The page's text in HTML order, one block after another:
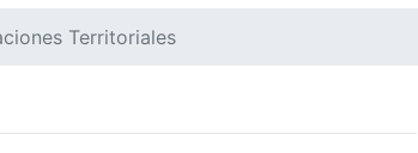
Territoriales